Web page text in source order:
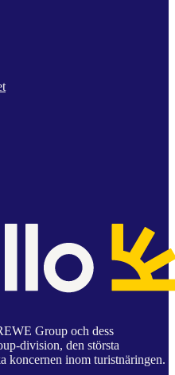
Group och dess
division, den största
koncernen inom turistnäringen.